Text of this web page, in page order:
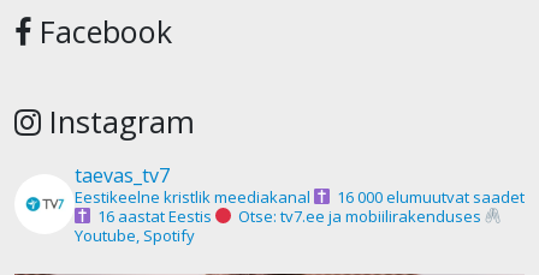
Facebook
Instagram
taevas_tv7
Eestikeelne kristlik meediakanal
16 000 elumuutvat saadet
16 aastat Eestis
Otse: tv7.ee ja mobiilirakenduses
Youtube, Spotify